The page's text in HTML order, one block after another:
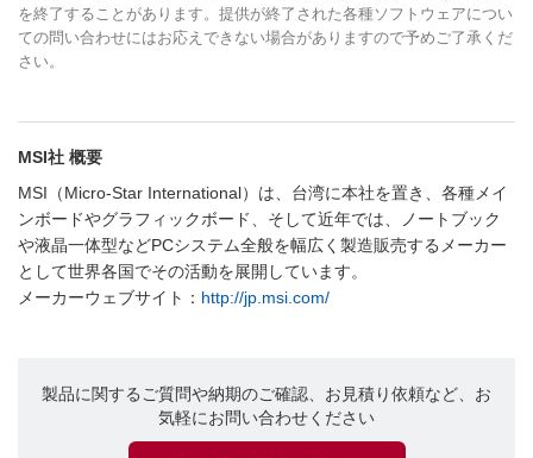
を終了することがあります。提供が終了された各種ソフトウェアについ
ての問い合わせにはお応えできない場合がありますので予めご了承くだ
さい。
MSI社 概要
MSI（Micro-Star International）は、台湾に本社を置き、各種メイ
ンボードやグラフィックボード、そして近年では、ノートブック
や液晶一体型などPCシステム全般を幅広く製造販売するメーカー
として世界各国でその活動を展開しています。
メーカーウェブサイト： http://jp.msi.com/
製品に関するご質問や納期のご確認、お見積り依頼など、お
気軽にお問い合わせください